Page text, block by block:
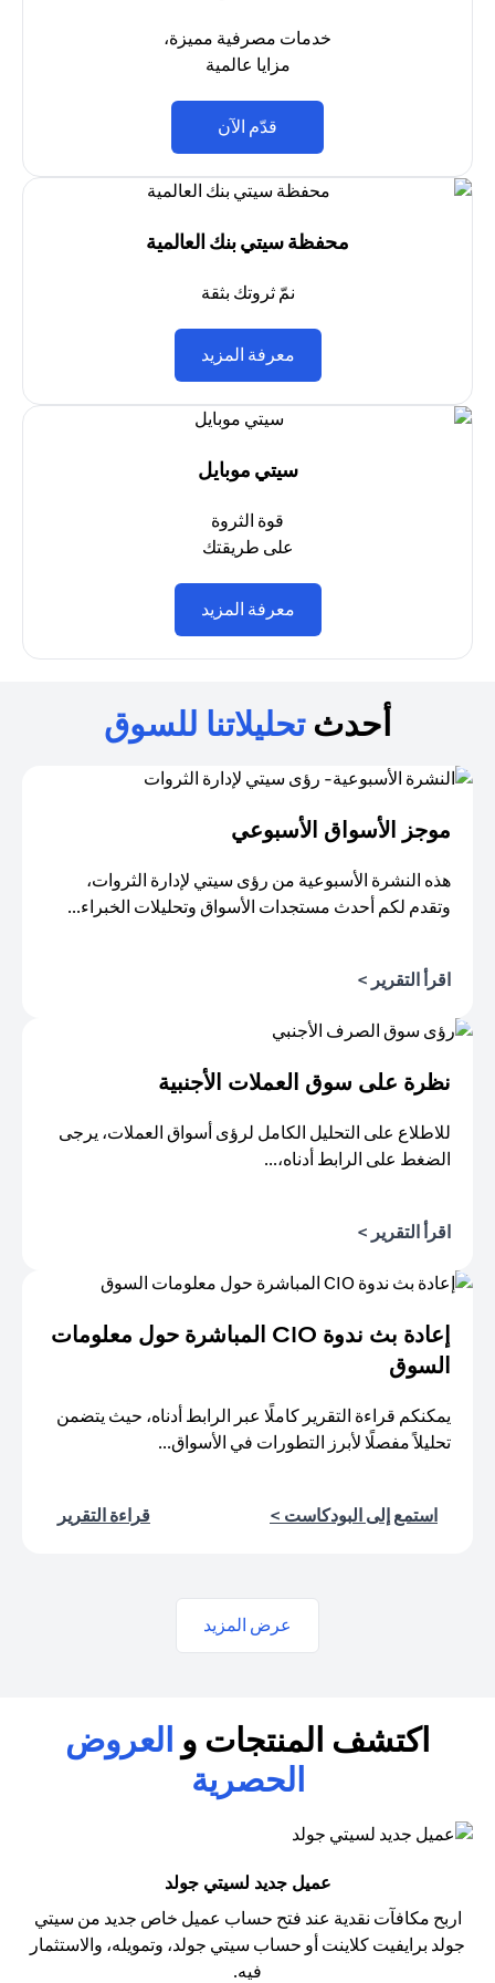
خدمات مصرفية مميزة،
مزايا عالمية
قدّم الآن
محفظة سيتي بنك العالمية
نمّ ثروتك بثقة
معرفة المزيد
سيتي موبايل
قوة الثروة
على طريقتك
معرفة المزيد
أحدثتحليلاتنا للسوق
موجز الأسواق الأسبوعي
هذه النشرة الأسبوعية من رؤى سيتي لإدارة الثروات،
وتقدم لكم أحدث مستجدات الأسواق وتحليلات الخبراء...
اقرأ التقرير >
نظرة على سوق العملات الأجنبية
للاطلاع على التحليل الكامل لرؤى أسواق العملات، يرجى
الضغط على الرابط أدناه،...
اقرأ التقرير >
إعادة بث ندوة CIO المباشرة حول معلومات
السوق
يمكنكم قراءة التقرير كاملًا عبر الرابط أدناه، حيث يتضمن
تحليلاً مفصلًا لأبرز التطورات في الأسواق...
استمع إلى البودكاست > قراءة التقرير
عرض المزيد
اكتشف المنتجات و العروض
الحصرية
عميل جديد لسيتي جولد
اربح مكافآت نقدية عند فتح حساب عميل خاص جديد من سيتي
جولد برايفيت كلاينت أو حساب سيتي جولد، وتمويله، والاستثمار
فيه.